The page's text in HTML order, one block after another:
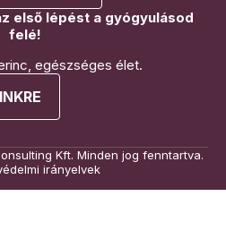
első lépést a gyógyulásod
felé!
egészséges élet.
Kft. Minden jog fenntartva.
irányelvek